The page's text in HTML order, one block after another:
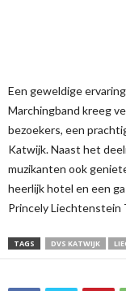
Een geweldige
Marchingband kreeg
bezoekers, een
Katwijk. Naast het
muzikanten ook
heerlijk hotel en een
Princely Liechtenstein
TAGS DVS KATWIJK